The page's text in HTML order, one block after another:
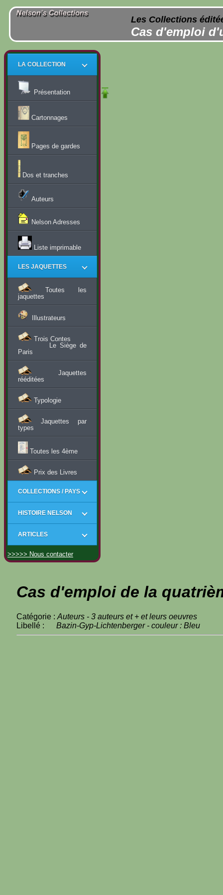
Les Collections
Cas d'emploi
LA COLLECTION
Présentation
Cartonnages
Pages de gardes
Dos et tranches
Auteurs
Nelson Adresses
Liste imprimable
LES JAQUETTES
Toutes les
jaquettes
Illustrateurs
Trois Contes
Le Siège de
Paris
Jaquettes
rééditées
Typologie
Jaquettes par
types
Toutes les 4ème
Prix des Livres
COLLECTIONS / PAYS
HISTOIRE NELSON
ARTICLES
>>>>> Nous contacter
Cas d'emploi de la
Catégorie : Auteurs - 3 auteurs et + et leurs oeuvres
Libellé : Bazin-Gyp-Lichtenberger - couleur : Bleu